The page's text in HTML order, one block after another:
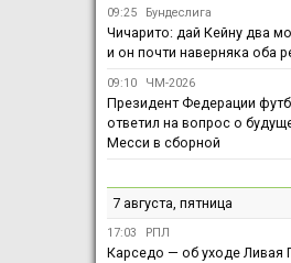
09:25 Бундеслига
Чичарито: дай Кейну два
и он почти наверняка оба
09:10 ЧМ-2026
Президент Федерации
ответил на вопрос о
Месси в сборной
7 августа, пятница
17:03 РПЛ
Карседо — об уходе Ливая